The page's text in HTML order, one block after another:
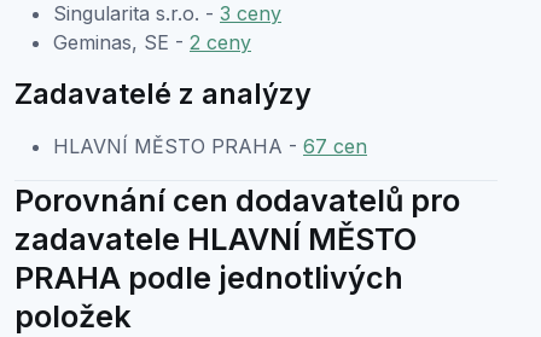
Singularita s.r.o. - 3 ceny
Geminas, SE - 2 ceny
Zadavatelé z analýzy
HLAVNÍ MĚSTO PRAHA - 67 cen
Porovnání cen dodavatelů pro
zadavatele HLAVNÍ MĚSTO
PRAHA podle jednotlivých
položek